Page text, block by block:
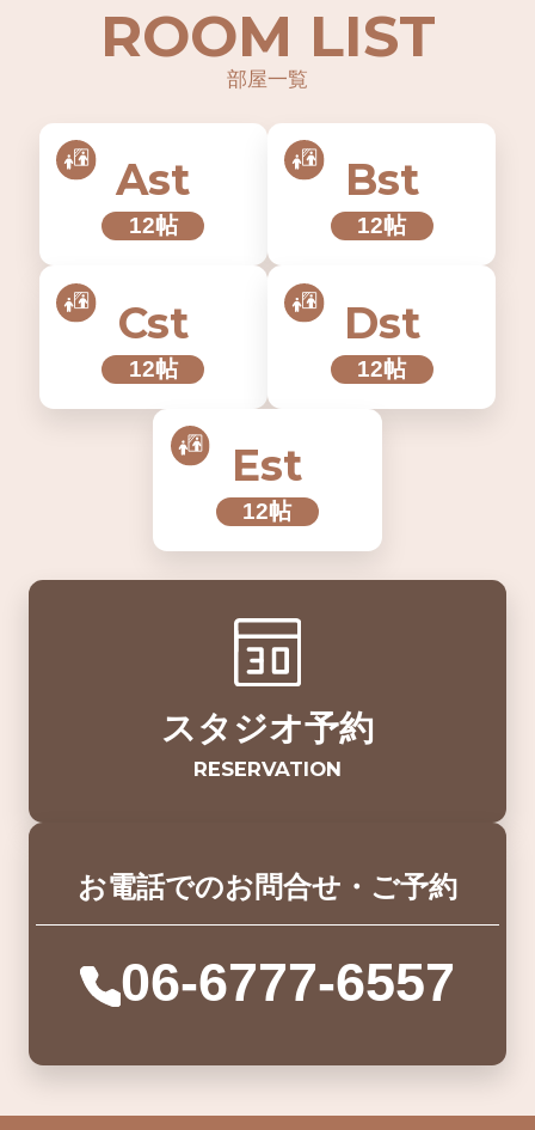
ROOM LIST
部屋一覧
Ast
12帖
Bst
12帖
Cst
12帖
Dst
12帖
Est
12帖
スタジオ予約
RESERVATION
お電話でのお問合せ・ご予約
06-6777-6557